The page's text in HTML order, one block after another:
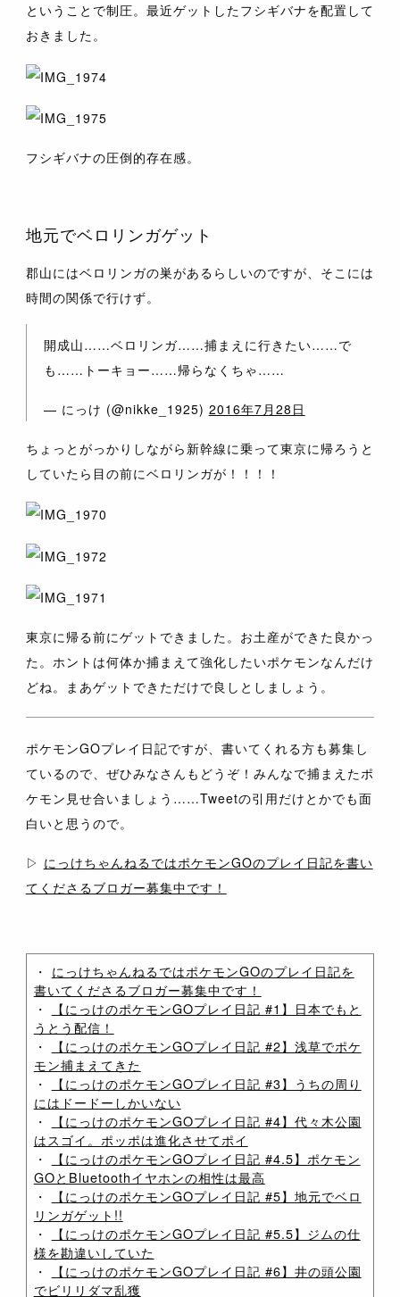
ということで制圧。最近ゲットしたフシギバナを配置して
おきました。
フシギバナの圧倒的存在感。
地元でベロリンガゲット
郡山にはベロリンガの巣があるらしいのですが、そこには
時間の関係で行けず。
開成山……ベロリンガ……捕まえに行きたい……で
も……トーキョー……帰らなくちゃ……
— にっけ (@nikke_1925) 2016年7月28日
ちょっとがっかりしながら新幹線に乗って東京に帰ろうと
していたら目の前にベロリンガが！！！！
東京に帰る前にゲットできました。お土産ができた良かっ
た。ホントは何体か捕まえて強化したいポケモンなんだけ
どね。まあゲットできただけで良しとしましょう。
ポケモンGOプレイ日記ですが、書いてくれる方も募集し
ているので、ぜひみなさんもどうぞ！みんなで捕まえたポ
ケモン見せ合いましょう……Tweetの引用だけとかでも面
白いと思うので。
▷ にっけちゃんねるではポケモンGOのプレイ日記を書い
てくださるブロガー募集中です！
・ にっけちゃんねるではポケモンGOのプレイ日記を
書いてくださるブロガー募集中です！
・
【にっけのポケモンGOプレイ日記 #1】日本でもと
うとう配信！
・
【にっけのポケモンGOプレイ日記 #2】浅草でポケ
モン捕まえてきた
・
【にっけのポケモンGOプレイ日記 #3】うちの周り
にはドードーしかいない
・
【にっけのポケモンGOプレイ日記 #4】代々木公園
はスゴイ。ポッポは進化させてポイ
・
【にっけのポケモンGOプレイ日記 #4.5】ポケモン
GOとBluetoothイヤホンの相性は最高
・
【にっけのポケモンGOプレイ日記 #5】地元でベロ
リンガゲット!!
・
【にっけのポケモンGOプレイ日記 #5.5】ジムの仕
様を勘違いしていた
・
【にっけのポケモンGOプレイ日記 #6】井の頭公園
でビリリダマ乱獲